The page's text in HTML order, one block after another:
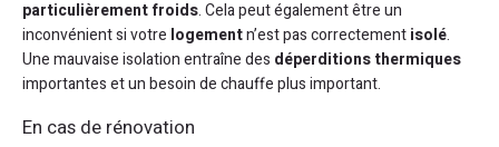
particulièrement froids. Cela peut également être un
inconvénient si votre logementn’est pas correctementisolé.
Une mauvaise isolation entraîne des déperditions thermiques
importantes et un besoin de chauffe plus important.
En cas de rénovation